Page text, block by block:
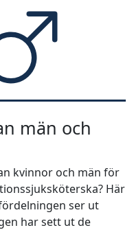
män och
kvinnor och män för
Här
ser ut
har sett ut de